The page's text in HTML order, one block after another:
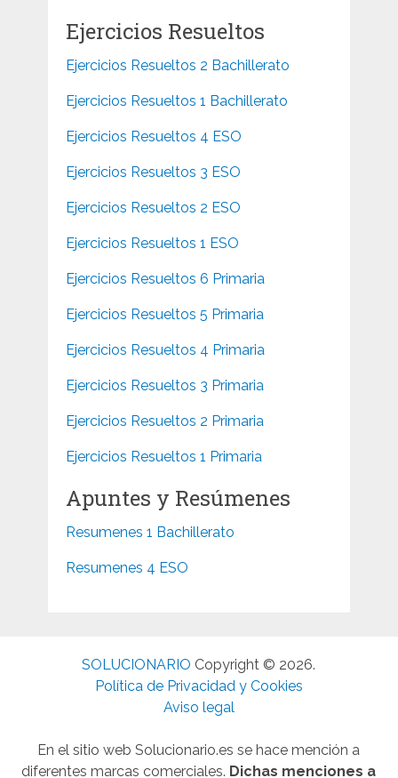
Ejercicios Resueltos
Ejercicios Resueltos 2 Bachillerato
Ejercicios Resueltos 1 Bachillerato
Ejercicios Resueltos 4 ESO
Ejercicios Resueltos 3 ESO
Ejercicios Resueltos 2 ESO
Ejercicios Resueltos 1 ESO
Ejercicios Resueltos 6 Primaria
Ejercicios Resueltos 5 Primaria
Ejercicios Resueltos 4 Primaria
Ejercicios Resueltos 3 Primaria
Ejercicios Resueltos 2 Primaria
Ejercicios Resueltos 1 Primaria
Apuntes y Resúmenes
Resumenes 1 Bachillerato
Resumenes 4 ESO
SOLUCIONARIO Copyright © 2026.
Política de Privacidad y Cookies
Aviso legal
En el sitio web Solucionario.es se hace mención a
diferentes marcas comerciales. Dichas menciones a